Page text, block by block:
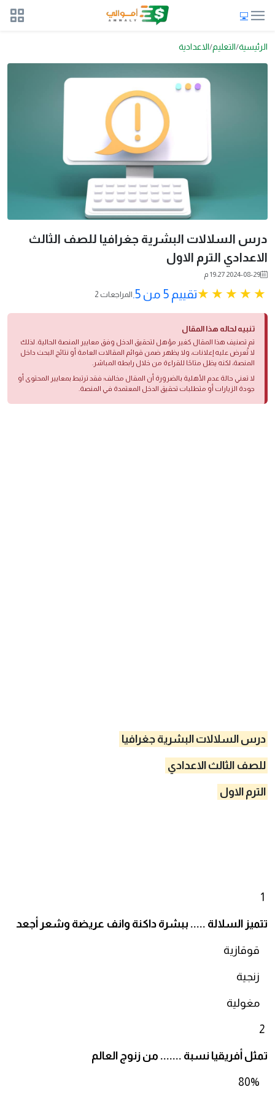
الرئيسية التعليم الاعدادية
درس السلالات البشرية جغرافيا للصف الثالث
الاعدادي الترم الاول
2024-08-29 19:27 م
تقييم 5 من 5. 2 المراجعات
تنبيه لحاله هذا المقال
تم تصنيف هذا المقال كغير مؤهل لتحقيق الدخل وفق معايير المنصة الحالية. لذلك
لا تُعرض عليه إعلانات، ولا يظهر ضمن قوائم المقالات العامة أو نتائج البحث داخل
المنصة، لكنه يظل متاحًا للقراءة من خلال رابطه المباشر.
لا تعني حالة عدم الأهلية بالضرورة أن المقال مخالف؛ فقد ترتبط بمعايير المحتوى أو
جودة الزيارات أو متطلبات تحقيق الدخل المعتمدة في المنصة.
درس السلالات البشرية جغرافيا
للصف الثالث الاعدادي
الترم الاول
1
تتميز السلالة ..... ببشرة داكنة وانف عريضة وشعر أجعد
قوقازية
زنجية
مغولية
2
تمثل أفريقيا نسبة ....... من زنوج العالم